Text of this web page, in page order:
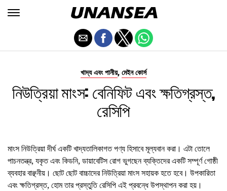
খাদ্য এবং পানীয়, মেইন কোর্স
নিউত্রিয়া মাংস: বেনিফিট এবং ক্ষতিগ্রস্ত,
রেসিপি
মাংস নিউত্রিয়া দীর্ঘ একটি খাদ্যতালিকাগত পণ্য হিসাবে মূল্যবান করা। এটা তোলে
পাচনতন্ত্র, যকৃত এবং কিডনি, ডায়াবেটিস রোগ ভুগছেন ব্যক্তিদের একটি সম্পূর্ণ গোষ্ঠী
ব্যবহার বাঞ্ছনীয়। ছোট ছোট বাচ্চাদের নিউত্রিয়া মাংস সহায়ক হতে হবে। উপকারিতা
এবং ক্ষতিগ্রস্ত, হোম তার প্রস্তুতি রেসিপি এই প্রবন্ধে উপস্থাপন করা হয়।